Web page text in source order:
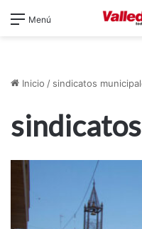
Menú
Inicio / sindicatos